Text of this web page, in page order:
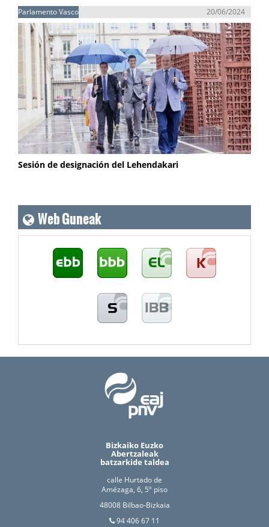
Parlamento Vasco 20/06/2024
Sesión de designación del Lehendakari
Web Guneak
Bizkaiko Euzko
Abertzaleak
batzarkide taldea
calle Hurtado de
Amézaga, 6, 5º piso
48008 Bilbao-Bizkaia
94 406 67 11